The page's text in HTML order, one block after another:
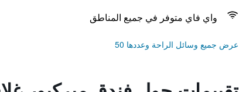
واي فاي متوفر في جميع المناطق
عرض جميع وسائل الراحة وعددها 50